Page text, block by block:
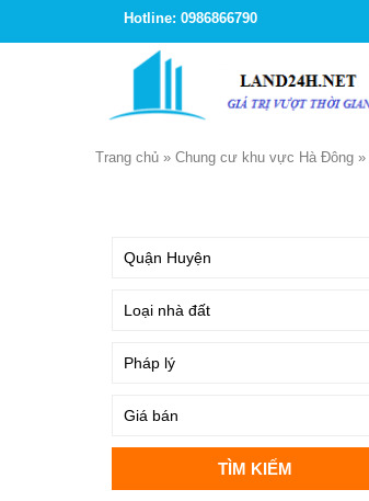
Hotline: 0986866790
Trang chủ » Chung cư khu vực Hà Đông »